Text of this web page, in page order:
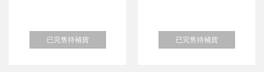
已完售待補貨 已完售待補貨